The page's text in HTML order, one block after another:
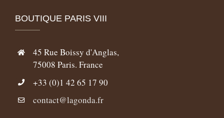
BOUTIQUE PARIS VIII
45 Rue Boissy d'Anglas,
75008 Paris. France
+33 (0)1 42 65 17 90
contact@lagonda.fr